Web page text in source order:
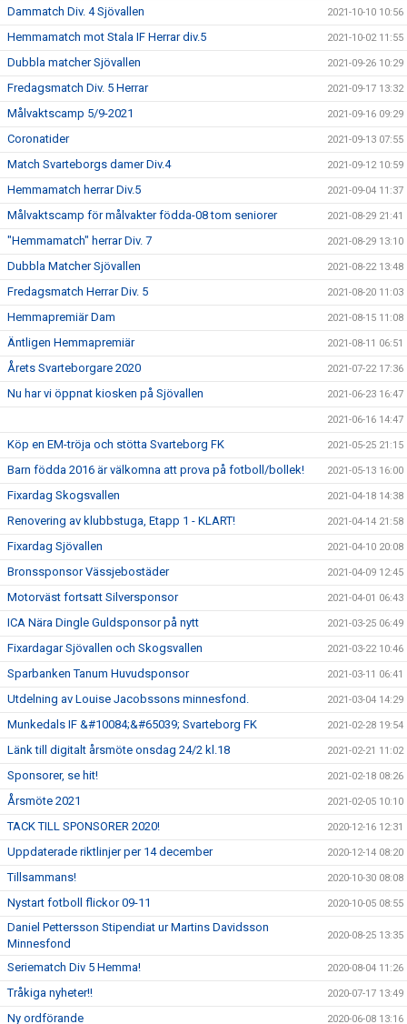
Dammatch Div. 4 Sjövallen 2021-10-10 10:56
Hemmamatch mot Stala IF Herrar div.5 2021-10-02 11:55
Dubbla matcher Sjövallen 2021-09-26 10:29
Fredagsmatch Div. 5 Herrar 2021-09-17 13:32
Målvaktscamp 5/9-2021 2021-09-16 09:29
Coronatider 2021-09-13 07:55
Match Svarteborgs damer Div.4 2021-09-12 10:59
Hemmamatch herrar Div.5 2021-09-04 11:37
Målvaktscamp för målvakter födda-08 tom seniorer 2021-08-29 21:41
"Hemmamatch" herrar Div. 7 2021-08-29 13:10
Dubbla Matcher Sjövallen 2021-08-22 13:48
Fredagsmatch Herrar Div. 5 2021-08-20 11:03
Hemmapremiär Dam 2021-08-15 11:08
Äntligen Hemmapremiär 2021-08-11 06:51
Årets Svarteborgare 2020 2021-07-22 17:36
Nu har vi öppnat kiosken på Sjövallen 2021-06-23 16:47
2021-06-16 14:47
Köp en EM-tröja och stötta Svarteborg FK 2021-05-25 21:15
Barn födda 2016 är välkomna att prova på fotboll/bollek! 2021-05-13 16:00
Fixardag Skogsvallen 2021-04-18 14:38
Renovering av klubbstuga, Etapp 1 - KLART! 2021-04-14 21:58
Fixardag Sjövallen 2021-04-10 20:08
Bronssponsor Vässjebostäder 2021-04-09 12:45
Motorväst fortsatt Silversponsor 2021-04-01 06:43
ICA Nära Dingle Guldsponsor på nytt 2021-03-25 06:49
Fixardagar Sjövallen och Skogsvallen 2021-03-22 10:46
Sparbanken Tanum Huvudsponsor 2021-03-11 06:41
Utdelning av Louise Jacobssons minnesfond. 2021-03-04 14:29
Munkedals IF &#10084;&#65039; Svarteborg FK 2021-02-28 19:54
Länk till digitalt årsmöte onsdag 24/2 kl.18 2021-02-21 11:02
Sponsorer, se hit! 2021-02-18 08:26
Årsmöte 2021 2021-02-05 10:10
TACK TILL SPONSORER 2020! 2020-12-16 12:31
Uppdaterade riktlinjer per 14 december 2020-12-14 08:20
Tillsammans! 2020-10-30 08:08
Nystart fotboll flickor 09-11 2020-10-05 08:55
Daniel Pettersson Stipendiat ur Martins Davidsson
Minnesfond
2020-08-25 13:35
Seriematch Div 5 Hemma! 2020-08-04 11:26
Tråkiga nyheter!! 2020-07-17 13:49
Ny ordförande 2020-06-08 13:16